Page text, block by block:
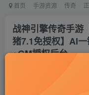
首页 手游资源 传奇
战神引擎传奇手游
猪7.1免授权】AI
+GM授权后台